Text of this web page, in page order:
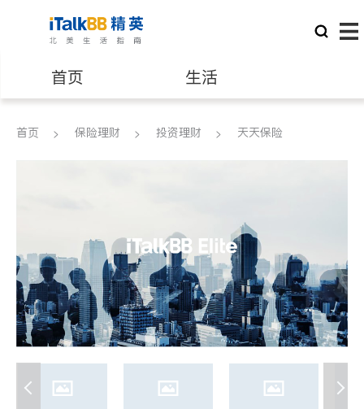
首页 生活
医生 律师
会计师
建筑装修
首页 保险理财 投资理财 天天保险